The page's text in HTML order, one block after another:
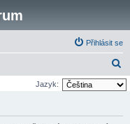
Přihlásit se
l
Jazyk: